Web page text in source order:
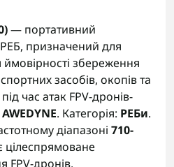
— портативний
призначений для
збереження
засобів, окопів та
час атак FPV-дронів-
AWEDYNE. Категорія: РЕБи.
діапазоні 710-
цілеспрямоване
FPV-дронів.